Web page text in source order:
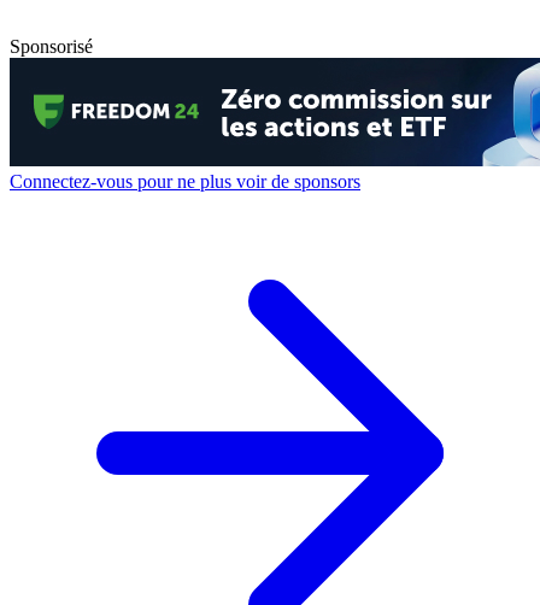
Sponsorisé
Connectez-vous pour ne plus voir de sponsors